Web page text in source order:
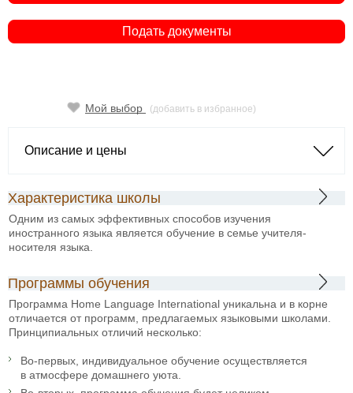
Подать документы
Мой выбор (добавить в избранное)
Описание и цены
Характеристика школы
Одним из самых эффективных способов изучения
иностранного языка является обучение в семье учителя-
носителя языка.
Программы обучения
Программа Home Language International уникальна и в корне
отличается от программ, предлагаемых языковыми школами.
Принципиальных отличий несколько:
Во-первых, индивидуальное обучение осуществляется
в атмосфере домашнего уюта.